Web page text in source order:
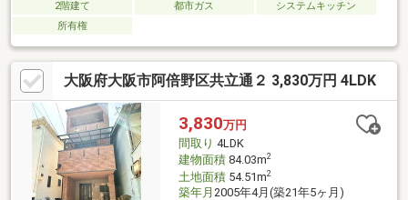
2階建て 都市ガス
システムキッチン
所有権
大阪府大阪市阿倍野区共立通２ 3,830万円 4LDK
3,830万円
間取り 4LDK
建物面積84.03m2
土地面積54.51m2
築年月 2005年4月(築21年5ヶ月)